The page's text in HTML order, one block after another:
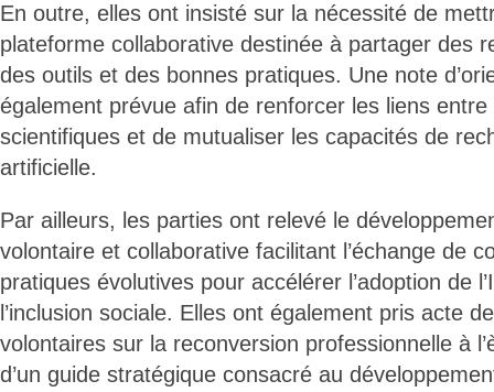
En outre, elles ont insisté sur la nécessité de
plateforme collaborative destinée à partager des
des outils et des bonnes pratiques. Une note
également prévue afin de renforcer les liens
scientifiques et de mutualiser les capacités de
artificielle.
Par ailleurs, les parties ont relevé le
volontaire et collaborative facilitant l’échange de
pratiques évolutives pour accélérer l’adoption de
l’inclusion sociale. Elles ont également pris acte
volontaires sur la reconversion professionnelle à
d’un guide stratégique consacré au